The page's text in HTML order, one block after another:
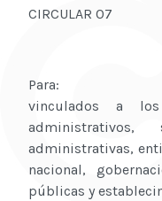
CIRCULAR 07
Para: Todos
vinculados a los
administrativos,
administrativas,
nacional,
públicas y